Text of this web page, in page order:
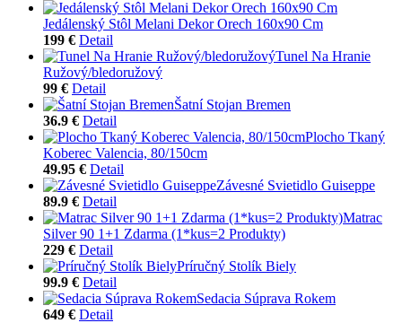
Jedálenský Stôl Melani Dekor Orech 160x90 Cm
199 € Detail
Tunel Na Hranie
Ružový/bledoružový
99 € Detail
Šatní Stojan Bremen
36.9 € Detail
Plocho Tkaný
Koberec Valencia, 80/150cm
49.95 € Detail
Závesné Svietidlo Guiseppe
89.9 € Detail
Matrac
Silver 90 1+1 Zdarma (1*kus=2 Produkty)
229 € Detail
Príručný Stolík Biely
99.9 € Detail
Sedacia Súprava Rokem
649 € Detail